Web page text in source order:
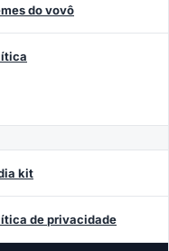
do vovô
kit
de privacidade